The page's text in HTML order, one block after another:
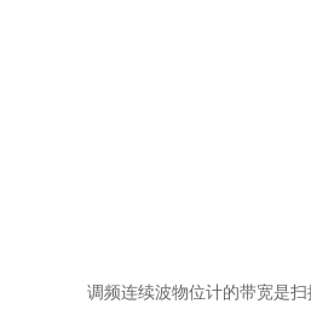
调频连续波物位计的带宽是